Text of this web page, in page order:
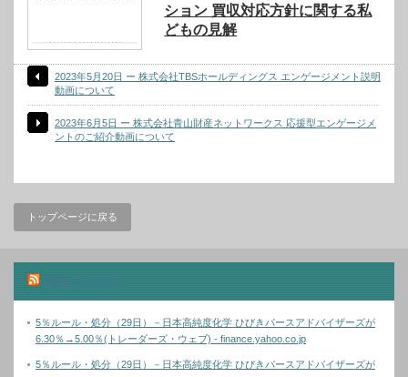
ション 買収対応方針に関する私
どもの見解
2023年5月20日 ー 株式会社TBSホールディングス エンゲージメント説明
動画について
2023年6月5日 ー 株式会社青山財産ネットワークス 応援型エンゲージメ
ントのご紹介動画について
トップページに戻る
関連ニュース
5％ルール・処分（29日）－日本高純度化学 ひびきパースアドバイザーズが
6.30％→5.00％(トレーダーズ・ウェブ) - finance.yahoo.co.jp
5％ルール・処分（29日）－日本高純度化学 ひびきパースアドバイザーズが